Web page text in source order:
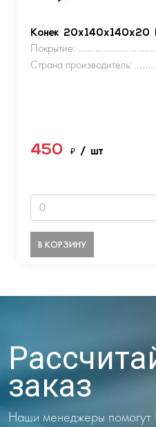
Конек 20х140х140х20
Покрытие:
Страна производитель:
450 ₽ / шт
В КОРЗИНУ
заказ
Наши менеджеры